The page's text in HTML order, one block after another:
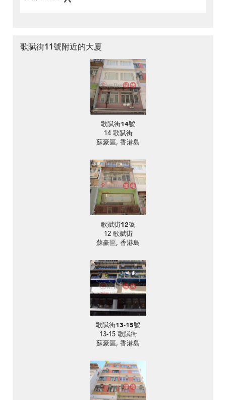
歌賦街11號附近的大廈
歌賦街14號
14 歌賦街
蘇豪區, 香港島
歌賦街12號
12 歌賦街
蘇豪區, 香港島
歌賦街13-15號
13-15 歌賦街
蘇豪區, 香港島